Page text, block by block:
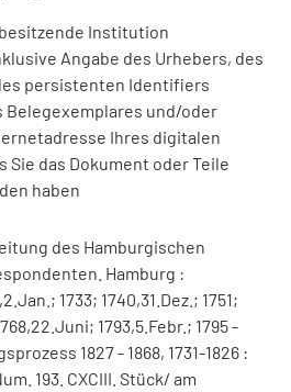
Institution
Angabe des Urhebers, des
persistenten Identifiers
Belegexemplares und/oder
Ihres digitalen
Sie das Dokument oder Teile
haben
des Hamburgischen
Hamburg :
1733; 1740,31.Dez.; 1751;
1793,5.Febr.; 1795 -
1827 - 1868, 1731-1826 :
193. CXCIII. Stück/ am